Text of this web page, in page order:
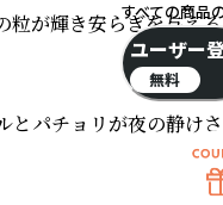
粒が輝き安らぎを与え
パチョリが夜の静け
すべての商品
ユーザー
無料